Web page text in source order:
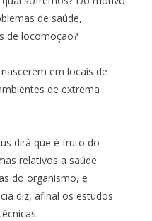
de saúde,
de locomoção?
em locais de
de extrema
dirá que é fruto do
relativos a saúde
do organismo, e
diz, afinal os estudos